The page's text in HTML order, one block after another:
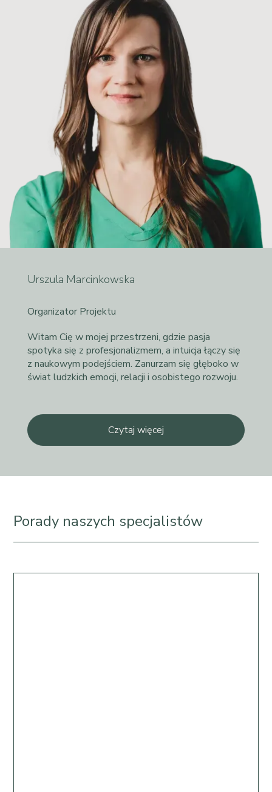
Urszula Marcinkowska
Organizator Projektu
Witam Cię w mojej przestrzeni, gdzie pasja
spotyka się z profesjonalizmem, a intuicja łączy się
z naukowym podejściem. Zanurzam się głęboko w
świat ludzkich emocji, relacji i osobistego rozwoju.
Czytaj więcej
Porady naszych specjalistów